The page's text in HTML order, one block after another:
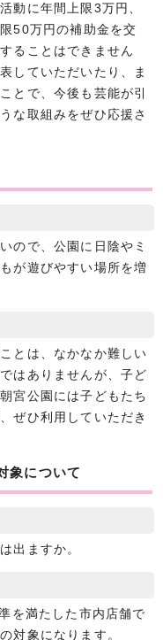
動に年間上限3万円、
50万円の補助金を交
ることはできません
していただいたり、ま
とで、今後も芸能が引
な取組みをぜひ応援さ
ので、公園に日陰やミ
が遊びやすい場所を増
とは、なかなか難しい
はありませんが、子ど
宮公園には子どもたち
ぜひ利用していただき
象について
出ますか。
を満たした市内店舗で
対象になります。